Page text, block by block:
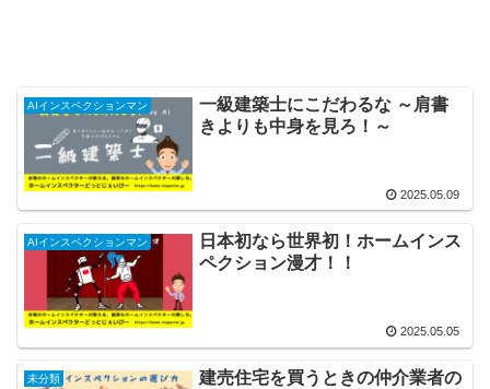
AIインスペクションマン
一級建築士にこだわるな ～肩書
きよりも中身を見ろ！～
2025.05.09
AIインスペクションマン
日本初なら世界初！ホームインス
ペクション漫才！！
2025.05.05
未分類
建売住宅を買うときの仲介業者の